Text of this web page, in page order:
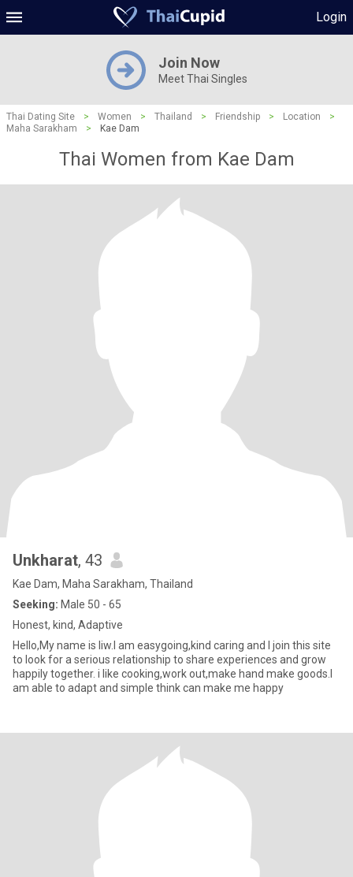
Login
Join Now
Meet Thai Singles
Thai Dating Site > Women > Thailand > Friendship > Location
>
Maha Sarakham
> Kae Dam
Thai Women from Kae Dam
Unkharat, 43
Kae Dam, Maha Sarakham, Thailand
Seeking: Male 50 - 65
Honest, kind, Adaptive
Hello,My name is liw.I am easygoing,kind caring and I join this site
to look for a serious relationship to share experiences and grow
happily together. i like cooking,work out,make hand make goods.I
am able to adapt and simple think can make me happy